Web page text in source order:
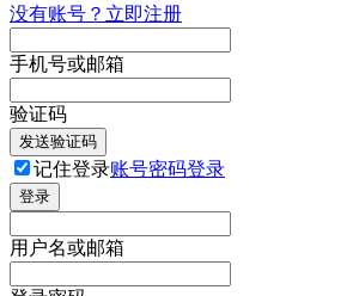
没有账号？立即注册
手机号或邮箱
验证码
发送验证码
记住登录账号密码登录
登录
用户名或邮箱